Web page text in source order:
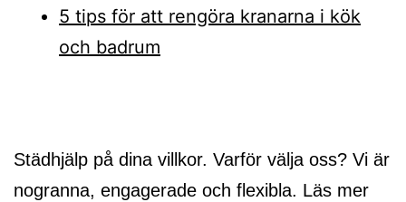
5 tips för att rengöra kranarna i kök
och badrum
Inläggsnavigering
Städhjälp på dina villkor. Varför välja oss? Vi är
nogranna, engagerade och flexibla. Läs mer